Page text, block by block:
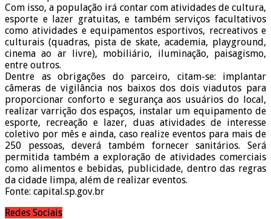
Com isso, a população irá contar com atividades de cultura,
esporte e lazer gratuitas, e também serviços facultativos
como atividades e equipamentos esportivos, recreativos e
culturais (quadras, pista de skate, academia, playground,
cinema ao ar livre), mobiliário, iluminação, paisagismo,
entre outros.
Dentre as obrigações do parceiro, citam-se: implantar
câmeras de vigilância nos baixos dos dois viadutos para
proporcionar conforto e segurança aos usuários do local,
realizar varrição dos espaços, instalar um equipamento de
esporte, recreação e lazer, duas atividades de interesse
coletivo por mês e ainda, caso realize eventos para mais de
250 pessoas, deverá também fornecer sanitários. Será
permitida também a exploração de atividades comerciais
como alimentos e bebidas, publicidade, dentro das regras
da cidade limpa, além de realizar eventos.
Fonte: capital.sp.gov.br
Redes Sociais